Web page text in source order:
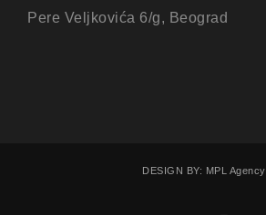
Pere Veljkovića 6/g, Beograd
DESIGN BY: MPL Agency